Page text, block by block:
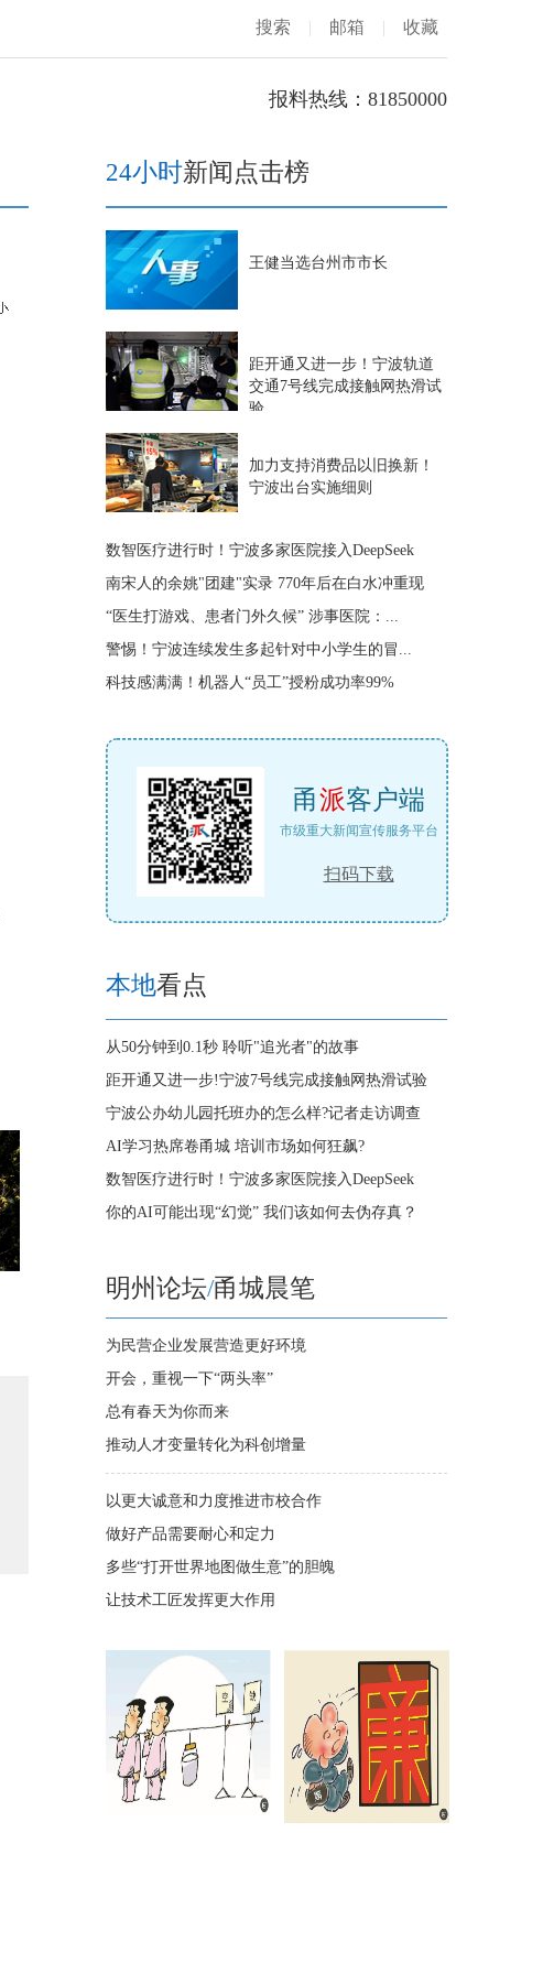
搜索 | 邮箱 | 收藏
报料热线：81850000
24小时新闻点击榜
王健当选台州市市长
距开通又进一步！宁波轨道
交通7号线完成接触网热滑试
验
加力支持消费品以旧换新！
宁波出台实施细则
数智医疗进行时！宁波多家医院接入DeepSeek
南宋人的余姚"团建"实录 770年后在白水冲重现
“医生打游戏、患者门外久候” 涉事医院：...
警惕！宁波连续发生多起针对中小学生的冒...
科技感满满！机器人“员工”授粉成功率99%
甬派客户端
市级重大新闻宣传服务平台
扫码下载
本地看点
从50分钟到0.1秒 聆听"追光者"的故事
距开通又进一步!宁波7号线完成接触网热滑试验
宁波公办幼儿园托班办的怎么样?记者走访调查
AI学习热席卷甬城 培训市场如何狂飙?
数智医疗进行时！宁波多家医院接入DeepSeek
你的AI可能出现“幻觉” 我们该如何去伪存真？
明州论坛/甬城晨笔
为民营企业发展营造更好环境
开会，重视一下“两头率”
总有春天为你而来
推动人才变量转化为科创增量
以更大诚意和力度推进市校合作
做好产品需要耐心和定力
多些“打开世界地图做生意”的胆魄
让技术工匠发挥更大作用